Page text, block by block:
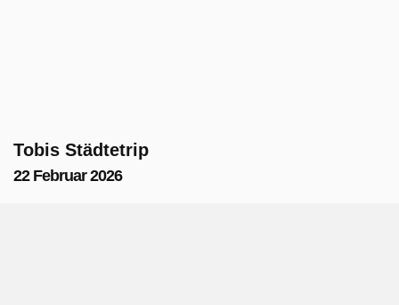
Tobis Städtetrip
22 Februar 2026